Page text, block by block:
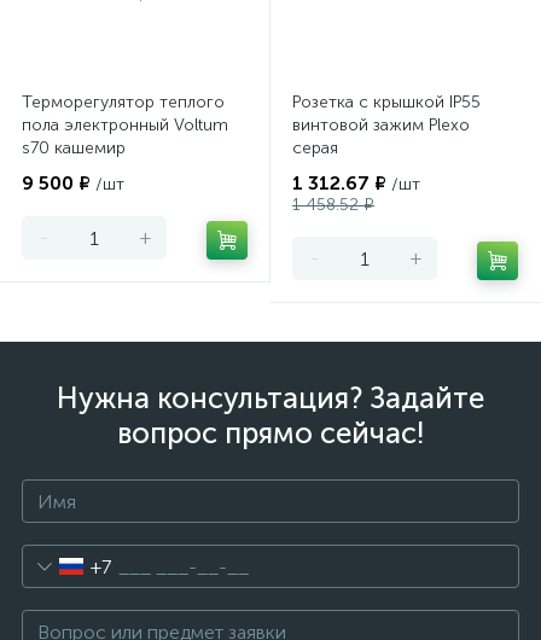
Терморегулятор теплого
пола электронный Voltum
s70 кашемир
9 500 ₽ /шт
- +
Розетка с крышкой IP55
винтовой зажим Plexo
серая
1 312.67 ₽ /шт
1 458.52 ₽
- +
Нужна консультация? Задайте
вопрос прямо сейчас!
+7